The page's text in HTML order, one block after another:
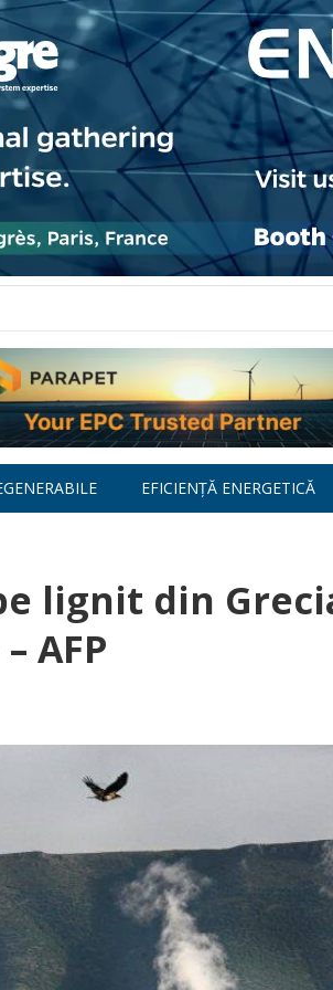
EFICIENȚĂ ENERGETICĂ
lignit din
AFP